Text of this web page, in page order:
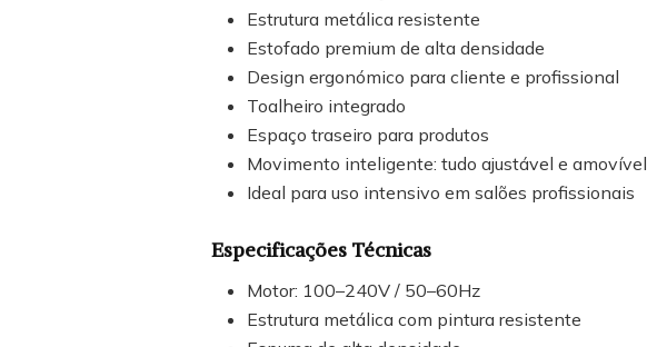
Estrutura metálica resistente
Estofado premium de alta densidade
Design ergonómico para cliente e profissional
Toalheiro integrado
Espaço traseiro para produtos
Movimento inteligente: tudo ajustável e amovível
Ideal para uso intensivo em salões profissionais
Especificações Técnicas
Motor: 100–240V / 50–60Hz
Estrutura metálica com pintura resistente